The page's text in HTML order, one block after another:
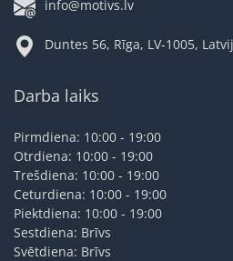
info@motivs.lv
Duntes 56, Rīga, LV-1005,
Darba laiks
Pirmdiena: 10:00 - 19:00
Otrdiena: 10:00 - 19:00
Trešdiena: 10:00 - 19:00
Ceturdiena: 10:00 - 19:00
Piektdiena: 10:00 - 19:00
Sestdiena: Brīvs
Svētdiena: Brīvs